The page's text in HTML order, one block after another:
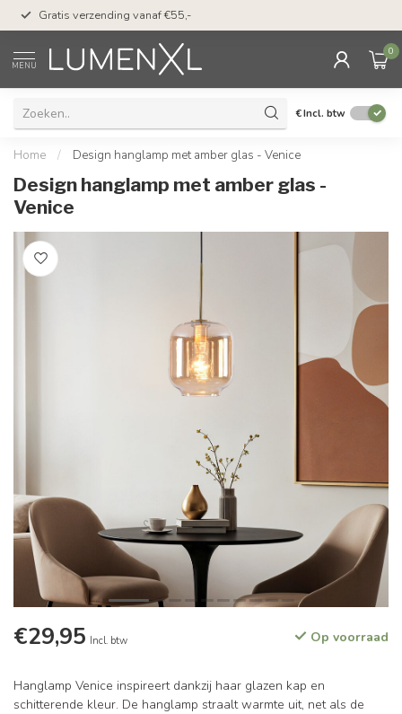
Gratis verzending vanaf €55,-
MENU
0
€Incl. btw
Home / Design hanglamp met amber glas - Venice
Design hanglamp met amber glas -
Venice
€29,95 Incl. btw Op voorraad
Hanglamp Venice inspireert dankzij haar glazen kap en
schitterende kleur. De hanglamp straalt warmte uit, net als de